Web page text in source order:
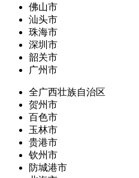
佛山市
汕头市
珠海市
深圳市
韶关市
广州市
全广西壮族自治区
贺州市
百色市
玉林市
贵港市
钦州市
防城港市